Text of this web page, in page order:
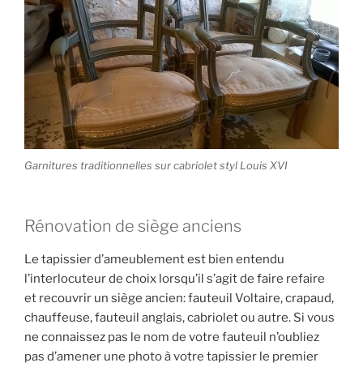
Garnitures traditionnelles sur cabriolet styl Louis XVI
Rénovation de siège anciens
Le tapissier d’ameublement est bien entendu
l’interlocuteur de choix lorsqu’il s’agit de faire refaire
et recouvrir un siège ancien: fauteuil Voltaire, crapaud,
chauffeuse, fauteuil anglais, cabriolet ou autre. Si vous
ne connaissez pas le nom de votre fauteuil n’oubliez
pas d’amener une photo à votre tapissier le premier